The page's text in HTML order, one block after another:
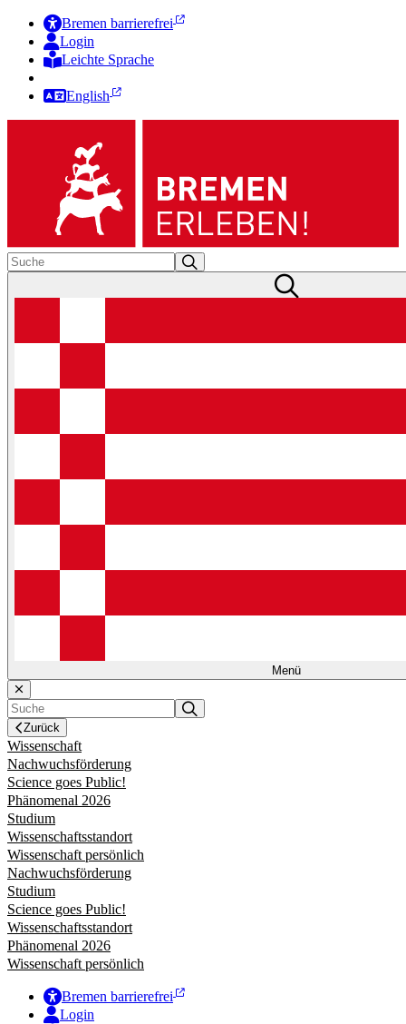
Bremen barrierefrei
Login
Leichte Sprache
English
Menü
Zurück
Wissenschaft
Nachwuchsförderung
Science goes Public!
Phänomenal 2026
Studium
Wissenschaftsstandort
Wissenschaft persönlich
Nachwuchsförderung
Studium
Science goes Public!
Wissenschaftsstandort
Phänomenal 2026
Wissenschaft persönlich
Bremen barrierefrei
Login